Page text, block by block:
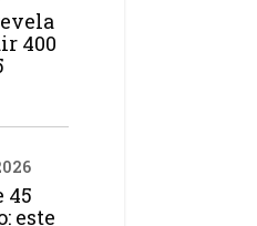
400
45
este